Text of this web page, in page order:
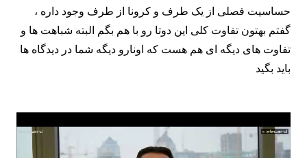
حساسیت فصلی از یک طرف و کرونا از طرف وجود داره ،
گفتم بهتون تفاوت کلی این دوتا رو با هم بگم البته شباهت ها و
تفاوت های دیگه ای هم هست که اونارو دیگه شما در دیدگاه ها
باید بگید